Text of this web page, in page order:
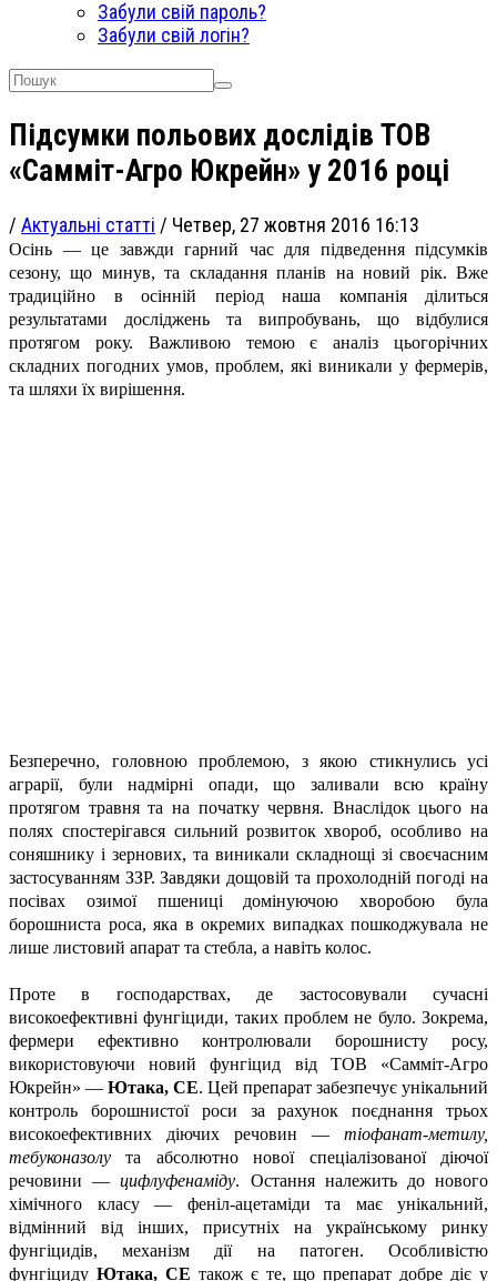
Забули свій пароль?
Забули свій логін?
Підсумки польових дослідів ТОВ
«Самміт-Агро Юкрейн» у 2016 році
/ Актуальні статті / Четвер, 27 жовтня 2016 16:13
Осінь — це завжди гарний час для підведення підсумків
сезону, що минув, та складання планів на новий рік. Вже
традиційно в осінній період наша компанія ділиться
результатами досліджень та випробувань, що відбулися
протягом року. Важливою темою є аналіз цьогорічних
складних погодних умов, проблем, які виникали у фермерів,
та шляхи їх вирішення.
Безперечно, головною проблемою, з якою стикнулись усі
аграрії, були надмірні опади, що заливали всю країну
протягом травня та на початку червня. Внаслідок цього на
полях спостерігався сильний розвиток хвороб, особливо на
соняшнику і зернових, та виникали складнощі зі своєчасним
застосуванням ЗЗР. Завдяки дощовій та прохолодній погоді на
посівах озимої пшениці домінуючою хворобою була
борошниста роса, яка в окремих випадках пошкоджувала не
лише листовий апарат та стебла, а навіть колос.
Проте в господарствах, де застосовували сучасні
високоефективні фунгіциди, таких проблем не було. Зокрема,
фермери ефективно контролювали борошнисту росу,
використовуючи новий фунгіцид від ТОВ «Самміт-Агро
Юкрейн» — Ютака, СЕ. Цей препарат забезпечує унікальний
контроль борошнистої роси за рахунок поєднання трьох
високоефективних діючих речовин — тіофанат-метилу,
тебуконазолу та абсолютно нової спеціалізованої діючої
речовини —цифлуфенаміду. Остання належить до нового
хімічного класу — феніл-ацетаміди та має унікальний,
відмінний від інших, присутніх на українському ринку
фунгіцидів, механізм дії на патоген. Особливістю
фунгіциду Ютака, СЕ також є те, що препарат добре діє у